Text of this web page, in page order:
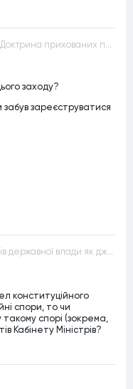
Доктрина виключних повноважень VS Доктрина прихованих повноважень
заходу?
зареєструватися
Акти Кабінету Міністрів та інших органів державної влади як джерела конституційного права
конституційного
спори, то чи
спорі (зокрема,
Кабінету Міністрів?